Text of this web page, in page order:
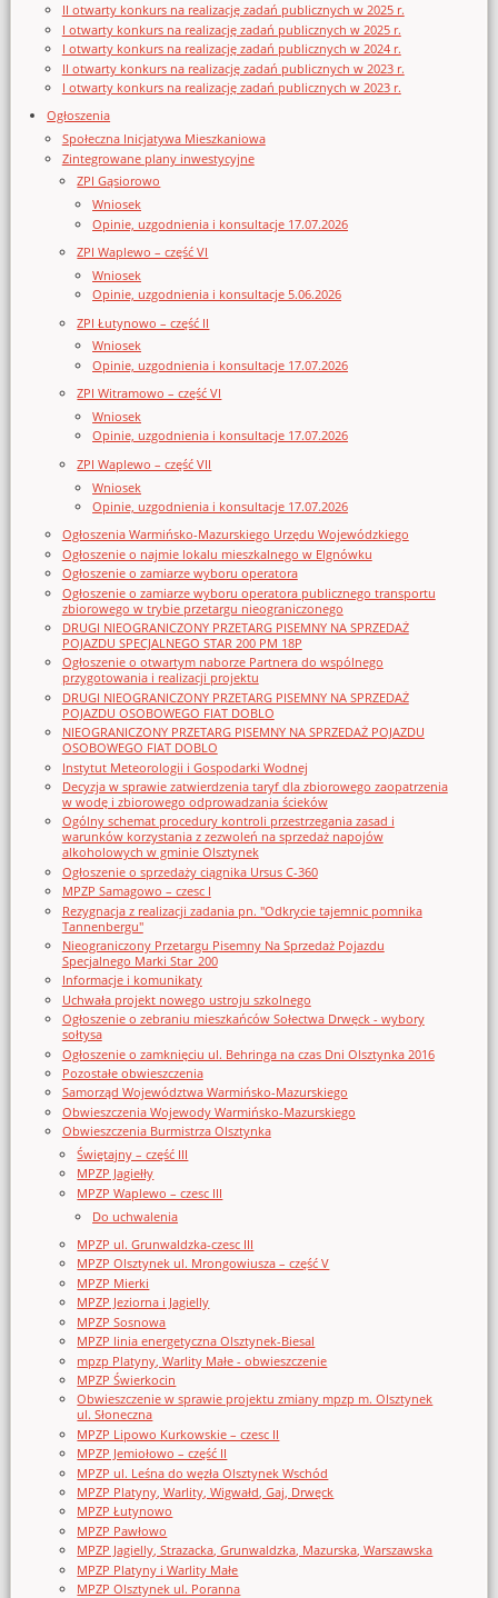
II otwarty konkurs na realizację zadań publicznych w 2025 r.
I otwarty konkurs na realizację zadań publicznych w 2025 r.
I otwarty konkurs na realizację zadań publicznych w 2024 r.
II otwarty konkurs na realizację zadań publicznych w 2023 r.
I otwarty konkurs na realizację zadań publicznych w 2023 r.
Ogłoszenia
Społeczna Inicjatywa Mieszkaniowa
Zintegrowane plany inwestycyjne
ZPI Gąsiorowo
Wniosek
Opinie, uzgodnienia i konsultacje 17.07.2026
ZPI Waplewo – część VI
Wniosek
Opinie, uzgodnienia i konsultacje 5.06.2026
ZPI Łutynowo – część II
Wniosek
Opinie, uzgodnienia i konsultacje 17.07.2026
ZPI Witramowo – część VI
Wniosek
Opinie, uzgodnienia i konsultacje 17.07.2026
ZPI Waplewo – część VII
Wniosek
Opinie, uzgodnienia i konsultacje 17.07.2026
Ogłoszenia Warmińsko-Mazurskiego Urzędu Wojewódzkiego
Ogłoszenie o najmie lokalu mieszkalnego w Elgnówku
Ogłoszenie o zamiarze wyboru operatora
Ogłoszenie o zamiarze wyboru operatora publicznego transportu
zbiorowego w trybie przetargu nieograniczonego
DRUGI NIEOGRANICZONY PRZETARG PISEMNY NA SPRZEDAŻ
POJAZDU SPECJALNEGO STAR 200 PM 18P
Ogłoszenie o otwartym naborze Partnera do wspólnego
przygotowania i realizacji projektu
DRUGI NIEOGRANICZONY PRZETARG PISEMNY NA SPRZEDAŻ
POJAZDU OSOBOWEGO FIAT DOBLO
NIEOGRANICZONY PRZETARG PISEMNY NA SPRZEDAŻ POJAZDU
OSOBOWEGO FIAT DOBLO
Instytut Meteorologii i Gospodarki Wodnej
Decyzja w sprawie zatwierdzenia taryf dla zbiorowego zaopatrzenia
w wodę i zbiorowego odprowadzania ścieków
Ogólny schemat procedury kontroli przestrzegania zasad i
warunków korzystania z zezwoleń na sprzedaż napojów
alkoholowych w gminie Olsztynek
Ogłoszenie o sprzedaży ciągnika Ursus C-360
MPZP Samagowo – czesc I
Rezygnacja z realizacji zadania pn. "Odkrycie tajemnic pomnika
Tannenbergu"
Nieograniczony Przetargu Pisemny Na Sprzedaż Pojazdu
Specjalnego Marki Star_200
Informacje i komunikaty
Uchwała projekt nowego ustroju szkolnego
Ogłoszenie o zebraniu mieszkańców Sołectwa Drwęck - wybory
sołtysa
Ogłoszenie o zamknięciu ul. Behringa na czas Dni Olsztynka 2016
Pozostałe obwieszczenia
Samorząd Województwa Warmińsko-Mazurskiego
Obwieszczenia Wojewody Warmińsko-Mazurskiego
Obwieszczenia Burmistrza Olsztynka
Świętajny – część III
MPZP Jagiełły
MPZP Waplewo – czesc III
Do uchwalenia
MPZP ul. Grunwaldzka-czesc III
MPZP Olsztynek ul. Mrongowiusza – część V
MPZP Mierki
MPZP Jeziorna i Jagielly
MPZP Sosnowa
MPZP linia energetyczna Olsztynek-Biesal
mpzp Platyny, Warlity Małe - obwieszczenie
MPZP Świerkocin
Obwieszczenie w sprawie projektu zmiany mpzp m. Olsztynek
ul. Słoneczna
MPZP Lipowo Kurkowskie – czesc II
MPZP Jemiołowo – część II
MPZP ul. Leśna do węzła Olsztynek Wschód
MPZP Platyny, Warlity, Wigwałd, Gaj, Drwęck
MPZP Łutynowo
MPZP Pawłowo
MPZP Jagielly, Strazacka, Grunwaldzka, Mazurska, Warszawska
MPZP Platyny i Warlity Małe
MPZP Olsztynek ul. Poranna